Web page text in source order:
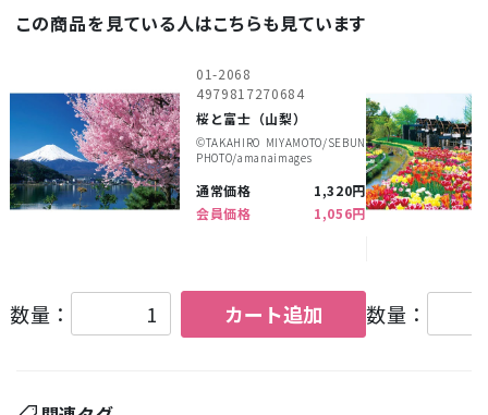
この商品を見ている人はこちらも見ています
01-2068
4979817270684
桜と富士（山梨）
©︎TAKAHIRO MIYAMOTO/SEBUN
PHOTO/amanaimages
通常価格
1,320円
会員価格
1,056円
数量： カート追加 数量：